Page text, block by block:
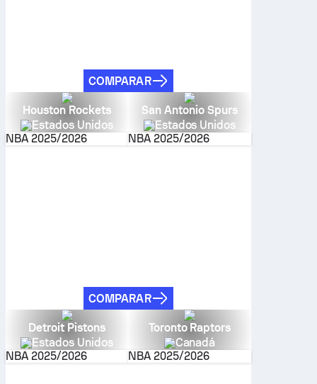
COMPARAR
Houston Rockets
Estados Unidos
NBA 2025/2026
San Antonio Spurs
Estados Unidos
NBA 2025/2026
COMPARAR
Detroit Pistons
Estados Unidos
NBA 2025/2026
Toronto Raptors
Canadá
NBA 2025/2026